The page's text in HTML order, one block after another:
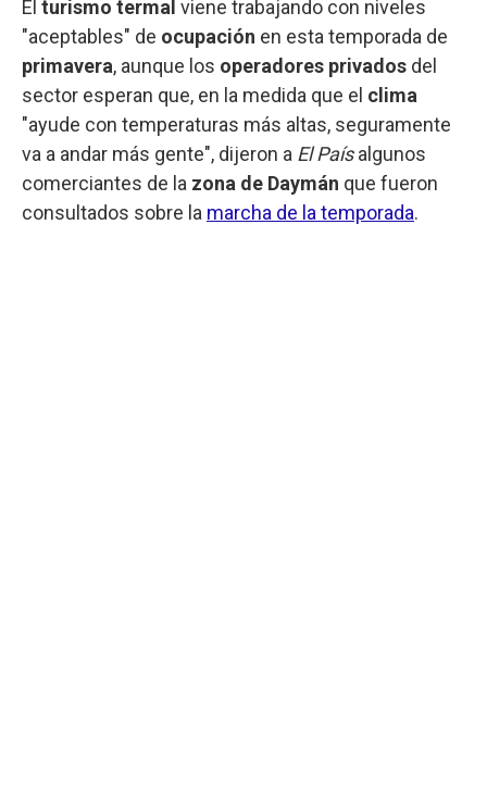
El turismo termal viene trabajando con niveles
"aceptables" de ocupación en esta temporada de
primavera, aunque los operadores privados del
sector esperan que, en la medida que el clima
"ayude con temperaturas más altas, seguramente
va a andar más gente", dijeron a El Paísalgunos
comerciantes de la zona de Daymán que fueron
consultados sobre la marcha de la temporada.